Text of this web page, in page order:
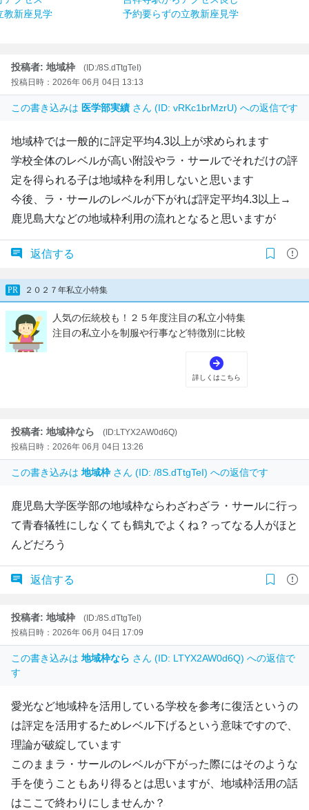
教新座見学
予約要らずの立教新座見学
投稿者: 地域枠
(ID:/8S.dTtgTeI)
投稿日時：2026年 06月 04日 13:13
この書き込みは 医学部実績 さん (ID: vRKc1brMzrU) への返信です
地域枠では一般的に評定平均4.3以上が求められます
学校全体のレベルが高い附設やラ・サールでそれだけの評
定を得られる子は地域枠を利用しないと思います
今後、ラ・サールのレベルが下がれば評定平均4.3以上→
鹿児島大などの地域枠利用の流れとなると思いますが
返信する
投稿者: 地域枠なら
(ID:LTYX2AW0d6Q)
投稿日時：2026年 06月 04日 13:26
この書き込みは 地域枠 さん (ID: /8S.dTtgTeI) への返信です
鹿児島大学医学部の地域枠ならわざわざラ・サールに行っ
て青春犠牲にしなくても鶴丸でよくね？ってなる人がほと
んどだろう
返信する
投稿者: 地域枠
(ID:/8S.dTtgTeI)
投稿日時：2026年 06月 04日 17:09
この書き込みは 地域枠なら さん (ID: LTYX2AW0d6Q) への返信で
す
愛光など地域枠を活用している学校を参考に復活というの
は評定を活用するためレベル下げるという意味ですので、
理論が破綻しています
このままラ・サールのレベルが下がった際にはそのような
手を使うこともあり得るとは思いますが、地域枠活用の話
はここで終わりにしませんか？